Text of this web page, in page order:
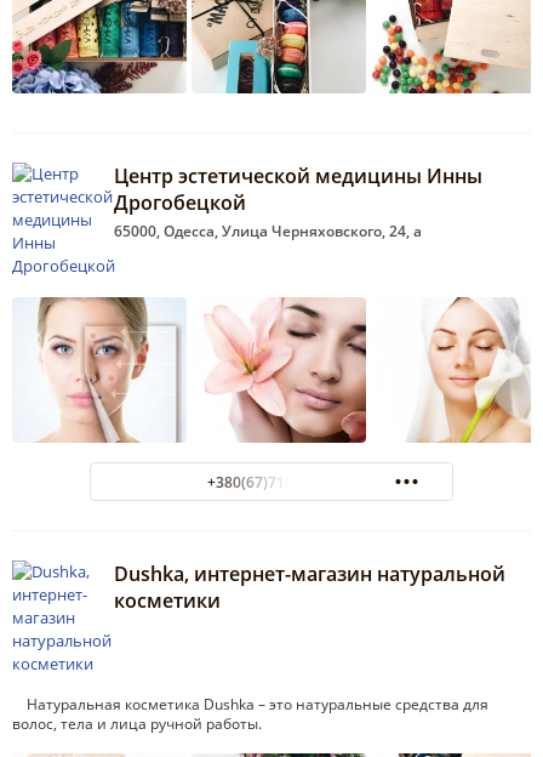
Центр эстетической медицины Инны
Дрогобецкой
65000, Одесса, Улица Черняховского, 24, а
+380(67)718-92-60
Dushka, интернет-магазин натуральной
косметики
Натуральная косметика Dushka – это натуральные средства для
волос, тела и лица ручной работы.